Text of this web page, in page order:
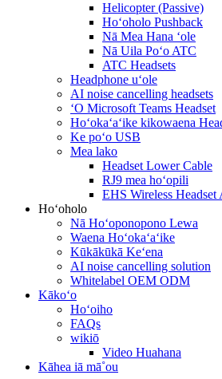
Helicopter (Passive)
Hoʻoholo Pushback
Nā Mea Hana ʻole
Nā Uila Poʻo ATC
ATC Headsets
Headphone uʻole
AI noise cancelling headsets
ʻO Microsoft Teams Headset
Hoʻokaʻaʻike kikowaena
Ke poʻo USB
Mea lako
Headset Lower Cable
RJ9 mea hoʻopili
EHS Wireless Headset
Hoʻoholo
Nā Hoʻoponopono Lewa
Waena Hoʻokaʻaʻike
Kūkākūkā Keʻena
AI noise cancelling solution
Whitelabel OEM ODM
Kākoʻo
Hoʻoiho
FAQs
wikiō
Video Huahana
Kāhea iā mā˚ou